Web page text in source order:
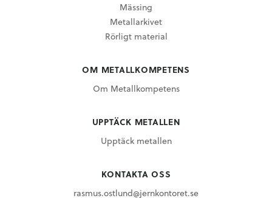
Mässing
Metallarkivet
Rörligt material
OM METALLKOMPETENS
Om Metallkompetens
UPPTÄCK METALLEN
Upptäck metallen
KONTAKTA OSS
rasmus.ostlund@jernkontoret.se